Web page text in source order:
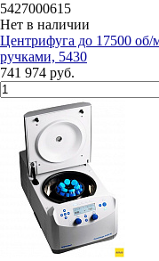
5427000615
Нет в наличии
Центрифуга до 17500 об/
ручками, 5430
741 974 руб.